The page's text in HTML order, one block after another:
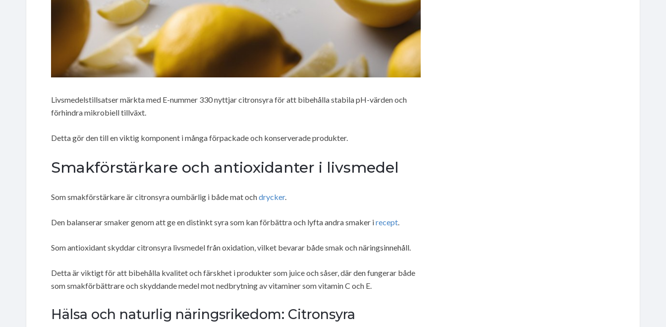
Livsmedelstillsatser märkta med E-nummer 330 nyttjar citronsyra för att bibehålla stabila pH-värden och
förhindra mikrobiell tillväxt.
Detta gör den till en viktig komponent i många förpackade och konserverade produkter.
Smakförstärkare och antioxidanter i livsmedel
Som smakförstärkare är citronsyra oumbärlig i både mat ochdrycker.
Den balanserar smaker genom att ge en distinkt syra som kan förbättra och lyfta andra smaker irecept
Som antioxidant skyddar citronsyra livsmedel från oxidation, vilket bevarar både smak och näringsinnehåll.
Detta är viktigt för att bibehålla kvalitet och färskhet i produkter som juice och såser, där den fungerar både
som smakförbättrare och skyddande medel mot nedbrytning av vitaminer som vitamin C och E.
Hälsa och naturlig näringsrikedom: Citronsyra